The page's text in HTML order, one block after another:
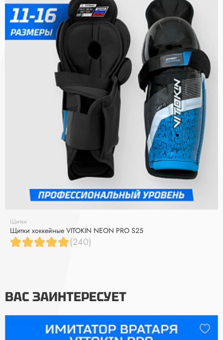
Щитки
Щитки хоккейные VITOKIN NEON PRO S25
(240)
ВАС ЗАИНТЕРЕСУЕТ